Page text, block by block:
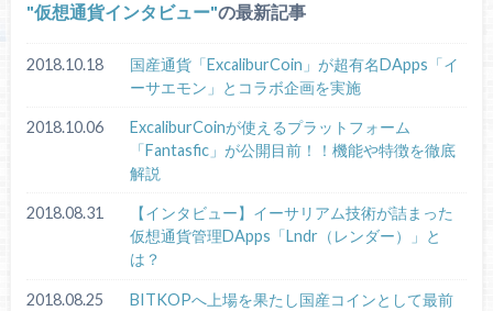
仮想通貨インタビュー の最新記事
2018.10.18
国産通貨「ExcaliburCoin」が超有名DApps「イ
ーサエモン」とコラボ企画を実施
2018.10.06
ExcaliburCoinが使えるプラットフォーム
「Fantasfic」が公開目前！！機能や特徴を徹底
解説
2018.08.31
【インタビュー】イーサリアム技術が詰まった
仮想通貨管理DApps「Lndr（レンダー）」と
は？
2018.08.25
BITKOPへ上場を果たし国産コインとして最前